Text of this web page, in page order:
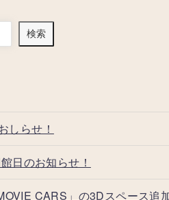
検索
しらせ！
日のお知らせ！
CARS」の3Dスペース追